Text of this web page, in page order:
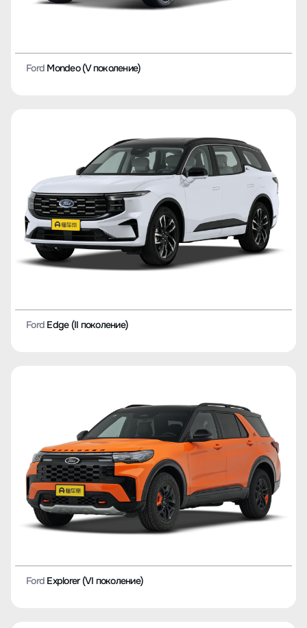
Ford Mondeo (V поколение)
Ford Edge (II поколение)
Ford Explorer (VI поколение)